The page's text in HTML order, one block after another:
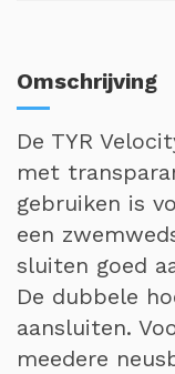
Omschrijving
De TYR
met
gebruiken is
een
sluiten goed
De dubbele
aansluiten.
meedere